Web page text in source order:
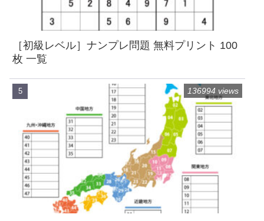
［初級レベル］ナンプレ問題 無料プリント 100
枚 一覧
136994 views